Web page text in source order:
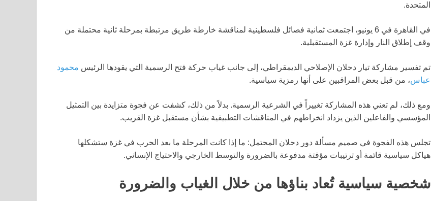
المتحدة.
في القاهرة في 6 يونيو، اجتمعت ثمانية فصائل فلسطينية لمناقشة خارطة طريق مرتبطة بمرحلة ثانية محتملة من
وقف إطلاق النار وإدارة غزة المستقبلية.
تم تفسير مشاركة تيار دحلان الإصلاحي الديمقراطي، إلى جانب غياب حركة فتح الرسمية التي يقودها الرئيس محمود
عباس، من قبل بعض المراقبين على أنها رمزية سياسية.
ومع ذلك، لم تعني هذه المشاركة تغييراً في الشرعية الرسمية. بدلاً من ذلك، كشفت عن فجوة متزايدة بين التمثيل
المؤسسي والفاعلين الذين يزداد انخراطهم في المناقشات التطبيقية بشأن مستقبل غزة القريب.
تجلس هذه الفجوة في صميم مسألة دور دحلان المحتمل: ما إذا كانت المرحلة ما بعد الحرب في غزة ستشكلها
هياكل سياسية قائمة أو ترتيبات مؤقتة مدفوعة بالضرورة والتوسط الخارجي والاحتياج الإنساني.
شخصية سياسية تُعاد بناؤها من خلال الغياب والضرورة